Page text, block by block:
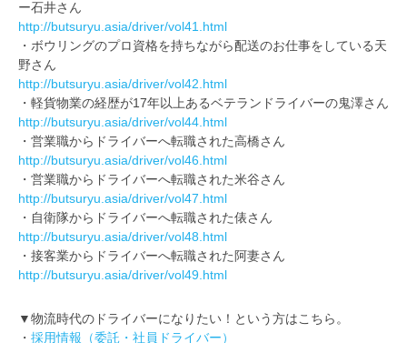
ー石井さん
http://butsuryu.asia/driver/vol41.html
・ボウリングのプロ資格を持ちながら配送のお仕事をしている天
野さん
http://butsuryu.asia/driver/vol42.html
・軽貨物業の経歴が17年以上あるベテランドライバーの鬼澤さん
http://butsuryu.asia/driver/vol44.html
・営業職からドライバーへ転職された高橋さん
http://butsuryu.asia/driver/vol46.html
・営業職からドライバーへ転職された米谷さん
http://butsuryu.asia/driver/vol47.html
・自衛隊からドライバーへ転職された俵さん
http://butsuryu.asia/driver/vol48.html
・接客業からドライバーへ転職された阿妻さん
http://butsuryu.asia/driver/vol49.html
▼物流時代のドライバーになりたい！という方はこちら。
・ 採用情報（委託・社員ドライバー）